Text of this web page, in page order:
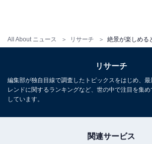
All About ニュース リサーチ
リサーチ
編集部が独自目線で調査したトピックスをはじめ、最
レンドに関するランキングなど、世の中で注目を集
しています。
関連サービス